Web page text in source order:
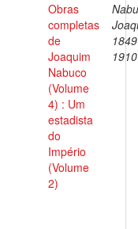
Obras
completas
de
Joaquim
Nabuco
(Volume
4) : Um
estadista
do
Império
(Volume
2)
1910